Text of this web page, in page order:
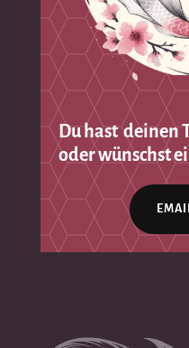
Du hast deinen
oder wünschst